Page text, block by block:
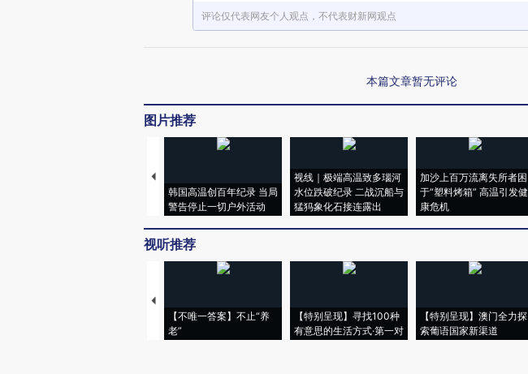
评论仅代表网友个人观点，不代表财新网观点
本篇文章暂无评论
图片推荐
韩国高温创百年纪录 当局
警告停止一切户外活动
视线｜极端高温致多瑙河
水位跌破纪录 二战沉船与
猛犸象化石接连露出
加沙上百万流离失所者困
于“塑料烤箱” 高温引发健
康危机
视听推荐
【不唯一答案】不止“养
老”
【特别呈现】寻找100种
有意思的生活方式·第一对
【特别呈现】澳门全力探
索葡语国家新渠道